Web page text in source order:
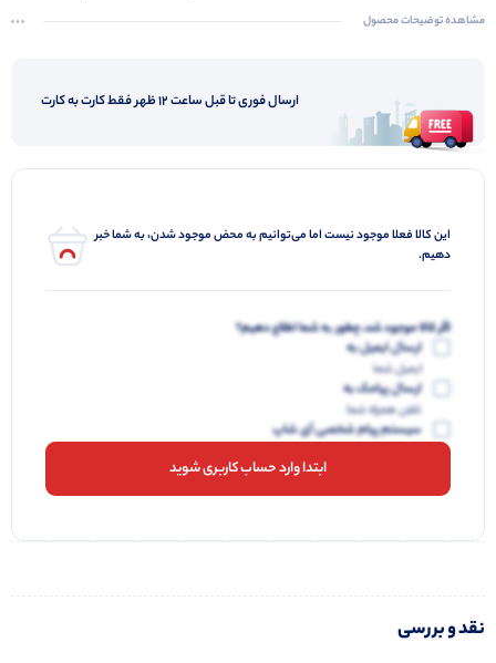
اگزینوس W920، تجربه‌ای روان و لذت‌بخش را برای کاربران فراهم می‌کند. قابلیت‌هایی نظیر اندازه‌گیریمشاهده توضیحات محصول
ارسال فوری تا قبل ساعت 12 ظهر فقط کارت به کارت
این کالا فعلا موجود نیست اما می‌توانیم به محض موجود شدن، به شما خبر
دهیم.
اگر کالا موجود شد، چطور به شما اطلاع دهیم؟
ارسال ایمیل به
ایمیل شما
ارسال پیامک به
تلفن همراه شما
سیستم پیام شخصی آی شاپ
ابتدا وارد حساب کاربری شوید
نقد و بررسی